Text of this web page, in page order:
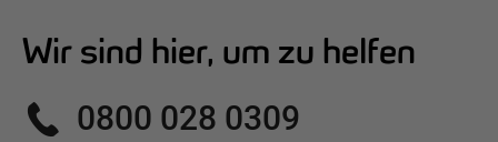
Wir sind hier, um zu helfen
0800 028 0309